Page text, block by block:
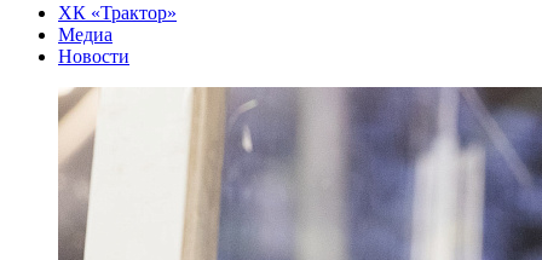
ХК «Трактор»
Медиа
Новости